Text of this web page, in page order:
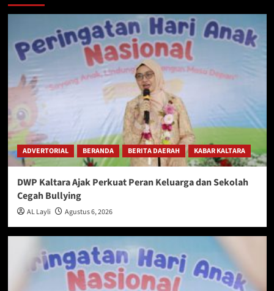
ADVERTORIAL BERANDA BERITA DAERAH KABAR KALTARA
DWP Kaltara Ajak Perkuat Peran Keluarga dan Sekolah
Cegah Bullying
AL Layli Agustus 6, 2026